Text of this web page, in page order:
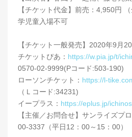
【チケット代金】前売：4,950円
学児童入場不可
【チケット一般発売】2020年9月
チケットぴあ： https://w.pia.jp/t/
0570-02-9999(Pコード:503-190)
ローソンチケット： https://l-
（Ｌコード:34231)
イープラス： https://eplus.jp/
【主催／お問合せ】サンライズ
00-3337（平日12：00～15：00）